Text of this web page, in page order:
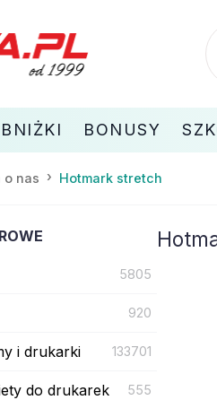
BONUSY
o nas Hotmark stretch
5805
920
i drukarki 133701
do drukarek
555